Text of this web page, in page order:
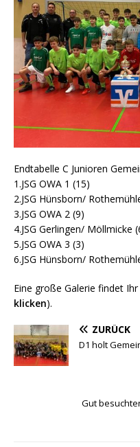
Endtabelle C Junioren
1.JSG OWA 1 (15)
2.JSG Hünsborn/
3.JSG OWA 2 (9)
4.JSG Gerlingen/ Möllmicke
5.JSG OWA 3 (3)
6.JSG Hünsborn/
Eine große Galerie findet
klicken).
ZURÜCK
D1 holt
Gut